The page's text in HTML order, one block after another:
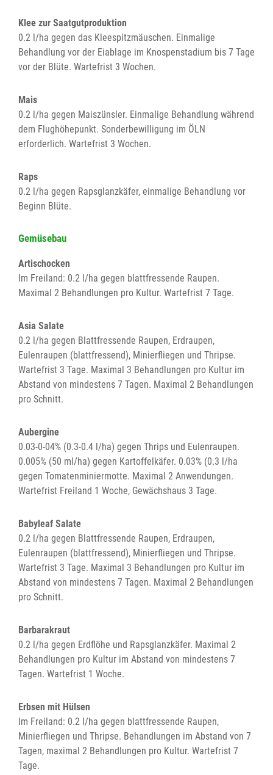
Klee zur Saatgutproduktion
0.2 l/ha gegen das Kleespitzmäuschen. Einmalige
Behandlung vor der Eiablage im Knospenstadium bis 7 Tage
vor der Blüte. Wartefrist 3 Wochen.
Mais
0.2 l/ha gegen Maiszünsler. Einmalige Behandlung während
dem Flughöhepunkt. Sonderbewilligung im ÖLN
erforderlich. Wartefrist 3 Wochen.
Raps
0.2 l/ha gegen Rapsglanzkäfer, einmalige Behandlung vor
Beginn Blüte.
Gemüsebau
Artischocken
Im Freiland: 0.2 l/ha gegen blattfressende Raupen.
Maximal 2 Behandlungen pro Kultur. Wartefrist 7 Tage.
Asia Salate
0.2 l/ha gegen Blattfressende Raupen, Erdraupen,
Eulenraupen (blattfressend), Minierfliegen und Thripse.
Wartefrist 3 Tage. Maximal 3 Behandlungen pro Kultur im
Abstand von mindestens 7 Tagen. Maximal 2 Behandlungen
pro Schnitt.
Aubergine
0.03-0-04% (0.3-0.4 l/ha) gegen Thrips und Eulenraupen.
0.005% (50 ml/ha) gegen Kartoffelkäfer. 0.03% (0.3 l/ha
gegen Tomatenminiermotte. Maximal 2 Anwendungen.
Wartefrist Freiland 1 Woche, Gewächshaus 3 Tage.
Babyleaf Salate
0.2 l/ha gegen Blattfressende Raupen, Erdraupen,
Eulenraupen (blattfressend), Minierfliegen und Thripse.
Wartefrist 3 Tage. Maximal 3 Behandlungen pro Kultur im
Abstand von mindestens 7 Tagen. Maximal 2 Behandlungen
pro Schnitt.
Barbarakraut
0.2 l/ha gegen Erdflöhe und Rapsglanzkäfer. Maximal 2
Behandlungen pro Kultur im Abstand von mindestens 7
Tagen. Wartefrist 1 Woche.
Erbsen mit Hülsen
Im Freiland: 0.2 l/ha gegen blattfressende Raupen,
Minierfliegen und Thripse. Behandlungen im Abstand von 7
Tagen, maximal 2 Behandlungen pro Kultur. Wartefrist 7
Tage.